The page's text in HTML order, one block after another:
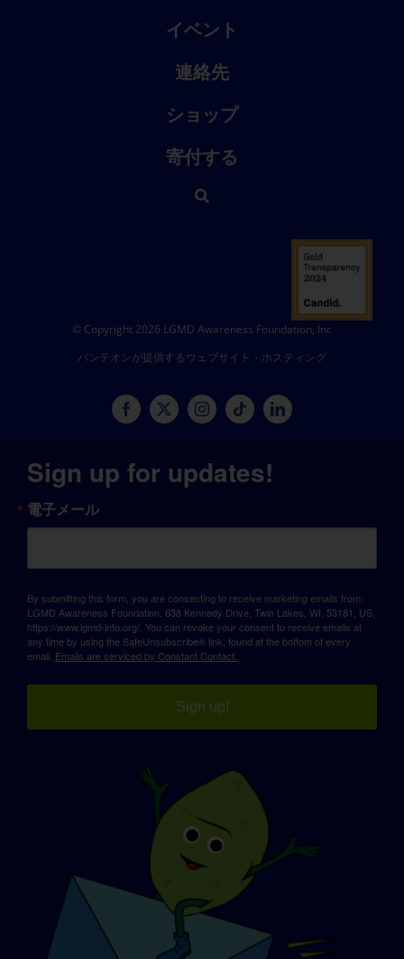
イベント
連絡先
ショップ
寄付する
© Copyright 2026 LGMD Awareness Foundation, Inc
パンテオンが提供するウェブサイト・ホスティング
Sign up for updates!
電子メール
By submitting this form, you are consenting to receive marketing emails from:
LGMD Awareness Foundation, 638 Kennedy Drive, Twin Lakes, WI, 53181, US,
https://www.lgmd-info.org/. You can revoke your consent to receive emails at
any time by using the SafeUnsubscribe® link, found at the bottom of every
email. Emails are serviced by Constant Contact.
Sign up!